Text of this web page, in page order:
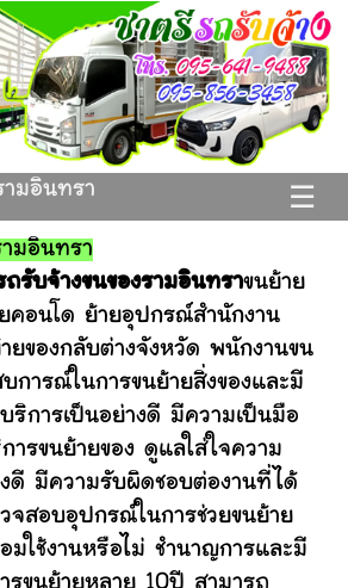
☰
ามอินทรา
มอินทรา
ถรับจ้างขนของรามอินทราขนย้าย
คอนโด ย้ายอุปกรณ์สำนักงาน
ของกลับต่างจังหวัด พนักงานขน
การณ์ในการขนย้ายสิ่งของและมี
ริการเป็นอย่างดี มีความเป็นมือ
ารขนย้ายของ ดูแลใส่ใจความ
ดี มีความรับผิดชอบต่องานที่ได้
สอบอุปกรณ์ในการช่วยขนย้าย
มใช้งานหรือไม่ ชำนาญการและมี